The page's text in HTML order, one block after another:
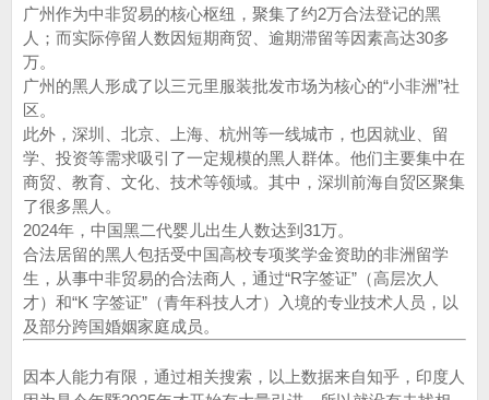
广州作为中非贸易的核心枢纽，聚集了约2万合法登记的黑
人；而实际停留人数因短期商贸、逾期滞留等因素高达30多
万。
广州的黑人形成了以三元里服装批发市场为核心的“小非洲”社
区。
此外，深圳、北京、上海、杭州等一线城市，也因就业、留
学、投资等需求吸引了一定规模的黑人群体。他们主要集中在
商贸、教育、文化、技术等领域。其中，深圳前海自贸区聚集
了很多黑人。
2024年，中国黑二代婴儿出生人数达到‌31万。
合法居留的黑人包括受中国高校专项奖学金资助的非洲留学
生，从事中非贸易的合法商人，通过“R字签证”（高层次人
才）和“K 字签证”（青年科技人才）入境的专业技术人员，以
及部分跨国婚姻家庭成员。
因本人能力有限，通过相关搜索，以上数据来自知乎，印度人